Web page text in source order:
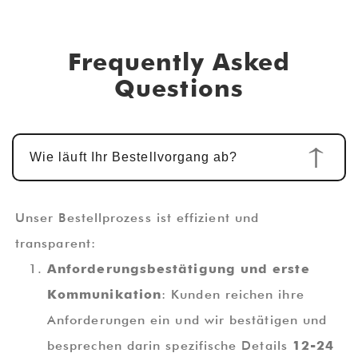
Frequently Asked
Questions
Wie läuft Ihr Bestellvorgang ab?
Unser Bestellprozess ist effizient und
transparent:
Anforderungsbestätigung und erste
Kommunikation: Kunden reichen ihre
Anforderungen ein und wir bestätigen und
besprechen darin spezifische Details 12-24